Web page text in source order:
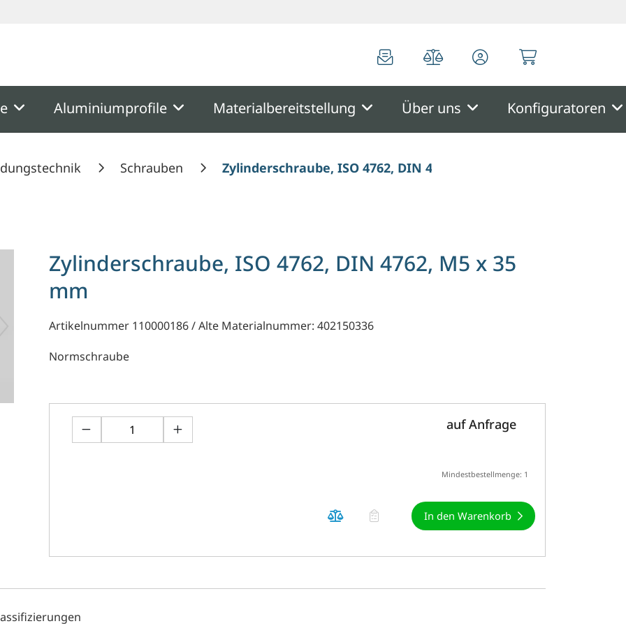
Aluminiumprofile Materialbereitstellung Über uns Konfiguratoren
Schrauben Zylinderschraube, ISO 4762, DIN 4762, M5 x 35 mm
Zylinderschraube, ISO 4762, DIN 4762, M5 x 35
mm
Artikelnummer 110000186 / Alte Materialnummer: 402150336
Normschraube
auf Anfrage
Mindestbestellmenge: 1
In den Warenkorb